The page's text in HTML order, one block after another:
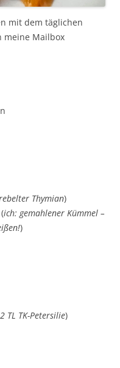
mit dem täglichen
meine Mailbox
Thymian)
ich: gemahlener Kümmel –
)
TL TK-Petersilie)